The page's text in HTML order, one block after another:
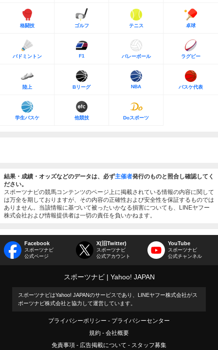
格闘技 ゴルフ テニス 卓球
バドミントン F1 バレーボール ラグビー
陸上 Bリーグ NBA バスケ代表
学生バスケ 他競技 Doスポーツ
結果・成績・オッズなどのデータは、必ず主催者発行のものと照合し確認してく
ださい。
スポーツナビの競馬コンテンツのページ上に掲載されている情報の内容に関して
は万全を期しておりますが、その内容の正確性および安全性を保証するものでは
ありません。当該情報に基づいて被ったいかなる損害についても、LINEヤフー
株式会社および情報提供者は一切の責任を負いかねます。
Facebook
スポーツナビ
公式ページ
X(旧Twitter)
スポーツナビ
公式アカウント
YouTube
スポーツナビ
公式チャンネル
スポーツナビ Yahoo! JAPAN
スポーツナビはYahoo! JAPANのサービスであり、LINEヤフー株式会社がス
ポーツナビ株式会社と協力して運営しています。
プライバシーポリシー
プライバシーセンター
規約
会社概要
免責事項
広告掲載について スタッフ募集